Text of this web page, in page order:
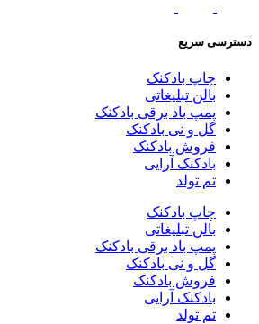
دسترسی سریع
چاپ بادکنک
بالن تبلیغاتی
پمپ باد برقی بادکنک
گل و نی بادکنک
فروش بادکنک
بادکنک آرایی
تم تولد
چاپ بادکنک
بالن تبلیغاتی
پمپ باد برقی بادکنک
گل و نی بادکنک
فروش بادکنک
بادکنک آرایی
تم تولد